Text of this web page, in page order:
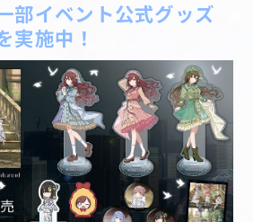
イベント公式グッズ
実施中！